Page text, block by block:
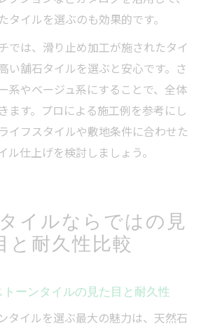
タイルを選ぶのも効果的です。
では、滑り止め加工が施されたタイ
い舗石タイルを選ぶと安心です。さ
系やベージュ系にすることで、全体
ます。プロによる施工例を参考にし
イフスタイルや敷地条件に合わせた
ル仕上げを検討しましょう。
イルならではの見
と耐久性比較
ーンタイルの見た目と耐久性
タイルを選ぶ最大の魅力は、天然石